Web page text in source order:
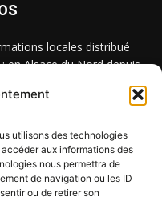
utilisons des technologies
aux informations des
nous permettra de
de navigation ou les ID
ou de retirer son
locales distribué
en Alsace du Nord depuis
Molsheim-Erstein depuis
Plaine depuis 2023.